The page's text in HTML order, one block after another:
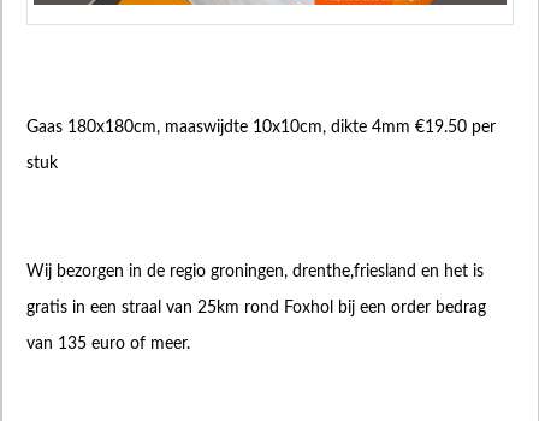
Gaas 180x180cm, maaswijdte 10x10cm, dikte 4mm €19.50 per
stuk
Wij bezorgen in de regio groningen, drenthe,friesland en het is
gratis in een straal van 25km rond Foxhol bij een order bedrag
van 135 euro of meer.